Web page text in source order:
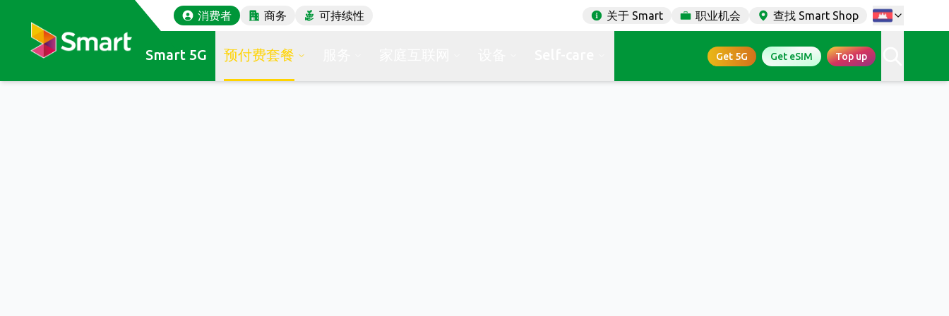
消费者 商务 可持续性 关于 Smart 职业机会 查找 Smart Shop
Smart 5G 预付费套餐 Get 5G Get eSIM Top up